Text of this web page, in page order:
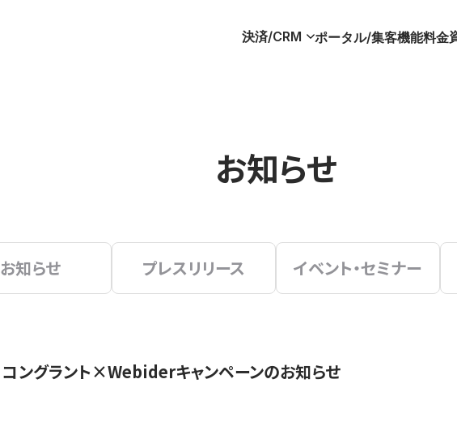
決済/CRM ポータル/集客機能料金
お知らせ
お知らせ プレスリリース イベント・セミナー
コングラント×Webiderキャンペーンのお知らせ